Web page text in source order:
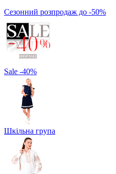
Сезонний розпродаж до -50%
Sale -40%
Шкільна група